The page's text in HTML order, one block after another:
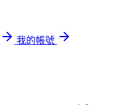
我的帳號